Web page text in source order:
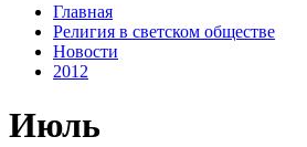
Главная
Религия в светском обществе
Новости
2012
Июль